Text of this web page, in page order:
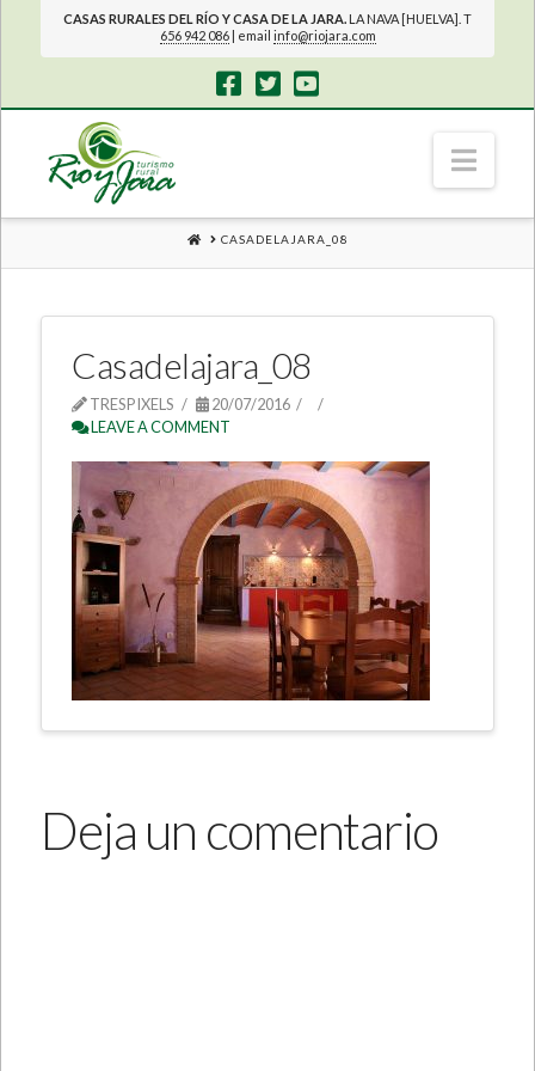
CASAS RURALES DEL RÍO Y CASA DE LA JARA. LA NAVA [HUELVA]. T
656 942 086| email info@riojara.com
HOMECASADELAJARA_08
Casadelajara_08
TRESPIXELS
20/07/2016
LEAVE A COMMENT
Deja un comentario